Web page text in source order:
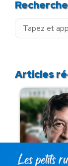
Recherche
Articles